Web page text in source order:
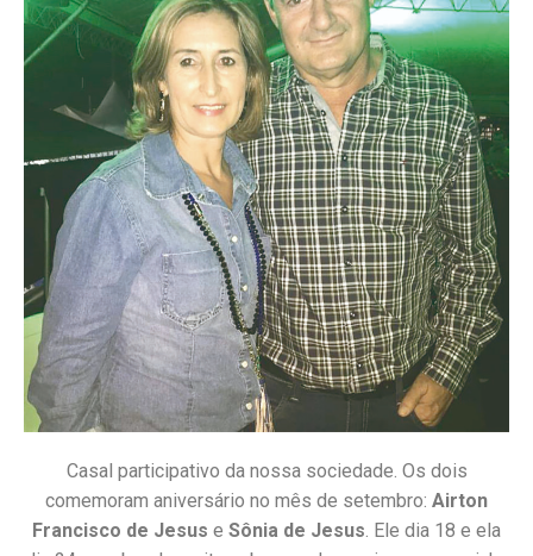
Casal participativo da nossa sociedade. Os dois
comemoram aniversário no mês de setembro: Airton
Francisco de Jesus e Sônia de Jesus. Ele dia 18 e ela